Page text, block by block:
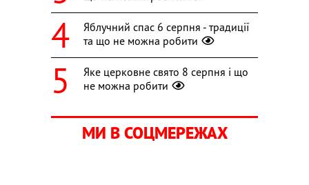
Яблучний спас 6 серпня - традиції
та що не можна робити
Яке церковне свято 8 серпня і що
не можна робити
МИ В СОЦМЕРЕЖАХ